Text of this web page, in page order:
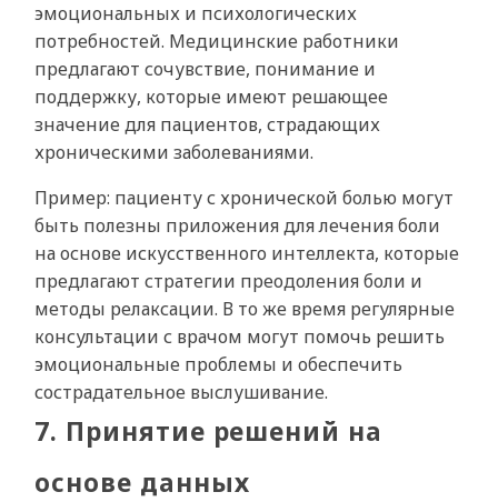
эмоциональных и психологических
потребностей. Медицинские работники
предлагают сочувствие, понимание и
поддержку, которые имеют решающее
значение для пациентов, страдающих
хроническими заболеваниями.
Пример: пациенту с хронической болью могут
быть полезны приложения для лечения боли
на основе искусственного интеллекта, которые
предлагают стратегии преодоления боли и
методы релаксации. В то же время регулярные
консультации с врачом могут помочь решить
эмоциональные проблемы и обеспечить
сострадательное выслушивание.
7. Принятие решений на
основе данных